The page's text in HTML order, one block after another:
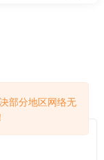
部分地区网络无